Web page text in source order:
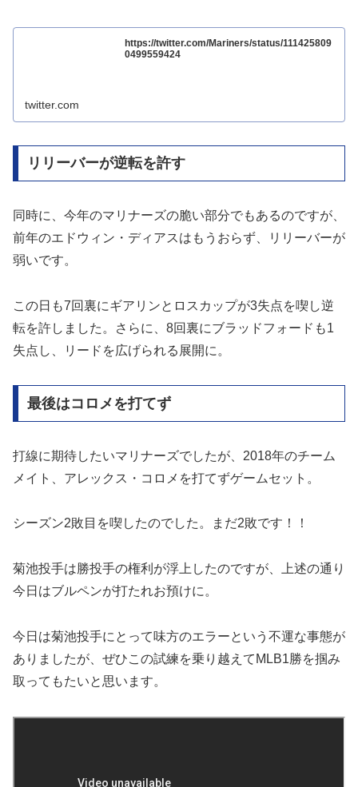
https://twitter.com/Mariners/status/111425809
0499559424
twitter.com
リリーバーが逆転を許す
同時に、今年のマリナーズの脆い部分でもあるのですが、
前年のエドウィン・ディアスはもうおらず、リリーバーが
弱いです。
この日も7回裏にギアリンとロスカップが3失点を喫し逆
転を許しました。さらに、8回裏にブラッドフォードも1
失点し、リードを広げられる展開に。
最後はコロメを打てず
打線に期待したいマリナーズでしたが、2018年のチーム
メイト、アレックス・コロメを打てずゲームセット。
シーズン2敗目を喫したのでした。まだ2敗です！！
菊池投手は勝投手の権利が浮上したのですが、上述の通り
今日はブルペンが打たれお預けに。
今日は菊池投手にとって味方のエラーという不運な事態が
ありましたが、ぜひこの試練を乗り越えてMLB1勝を掴み
取ってもたいと思います。